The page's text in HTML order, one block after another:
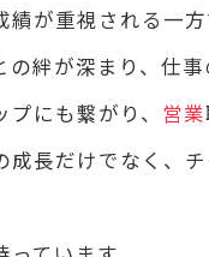
績が重視される一
の絆が深まり、仕
にも繋がり、 営業
成長だけでなく、